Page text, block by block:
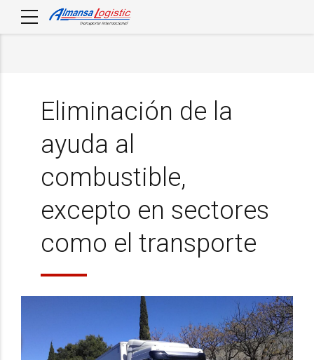
Eliminación de la
ayuda al
combustible,
excepto en sectores
como el transporte